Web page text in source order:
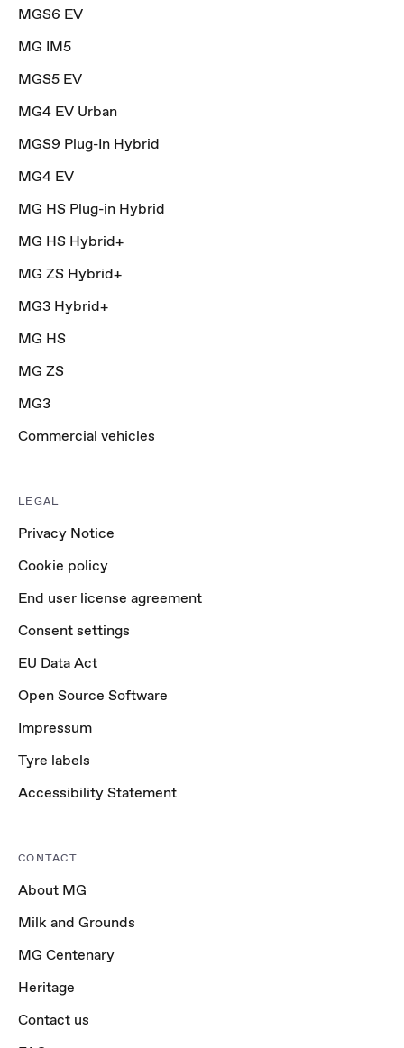
MGS6 EV
MG IM5
MGS5 EV
MG4 EV Urban
MGS9 Plug-In Hybrid
MG4 EV
MG HS Plug-in Hybrid
MG HS Hybrid+
MG ZS Hybrid+
MG3 Hybrid+
MG HS
MG ZS
MG3
Commercial vehicles
LEGAL
Privacy Notice
Cookie policy
End user license agreement
Consent settings
EU Data Act
Open Source Software
Impressum
Tyre labels
Accessibility Statement
CONTACT
About MG
Milk and Grounds
MG Centenary
Heritage
Contact us